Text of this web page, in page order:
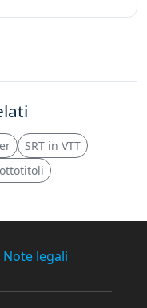
SRT in VTT
Note legali